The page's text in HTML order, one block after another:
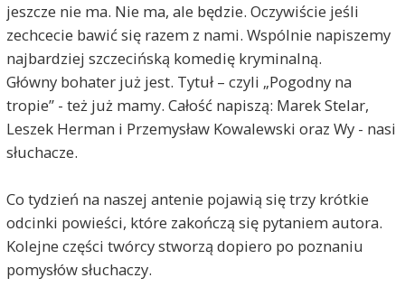
jeszcze nie ma. Nie ma, ale będzie. Oczywiście jeśli
zechcecie bawić się razem z nami. Wspólnie napiszemy
najbardziej szczecińską komedię kryminalną.
Główny bohater już jest. Tytuł – czyli „Pogodny na
tropie” - też już mamy. Całość napiszą: Marek Stelar,
Leszek Herman i Przemysław Kowalewski oraz Wy - nasi
słuchacze.
Co tydzień na naszej antenie pojawią się trzy krótkie
odcinki powieści, które zakończą się pytaniem autora.
Kolejne części twórcy stworzą dopiero po poznaniu
pomysłów słuchaczy.